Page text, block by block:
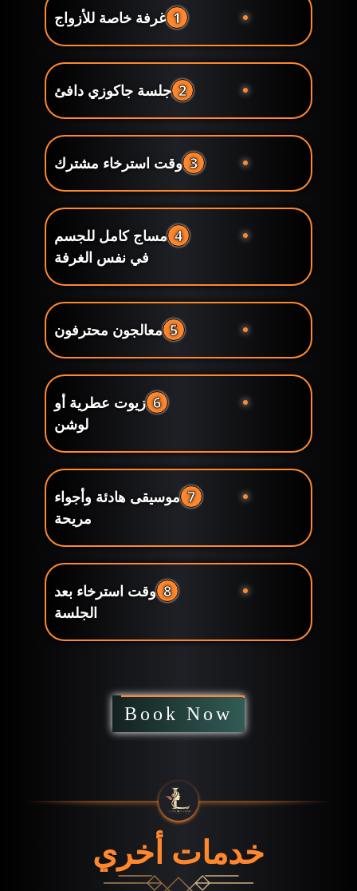
1 غرفة خاصة للأزواج
2 جلسة جاكوزي دافئ
3 وقت استرخاء مشترك
4 مساج كامل للجسم
في نفس الغرفة
5 معالجون محترفون
6 زيوت عطرية أو
لوشن
7 موسيقى هادئة وأجواء
مريحة
8 وقت استرخاء بعد
الجلسة
Book Now
خدمات أخري